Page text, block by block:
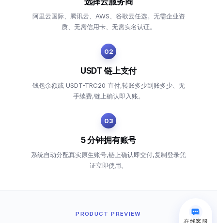
阿里云国际、腾讯云、AWS、谷歌云任选。无需企业资
质、无需信用卡、无需实名认证。
02
USDT 链上支付
钱包余额或 USDT-TRC20 直付,转账多少到账多少、无
手续费,链上确认即入账。
03
5 分钟拥有账号
系统自动分配真实原生账号,链上确认即交付,复制登录凭
证立即使用。
PRODUCT PREVIEW
在线客服